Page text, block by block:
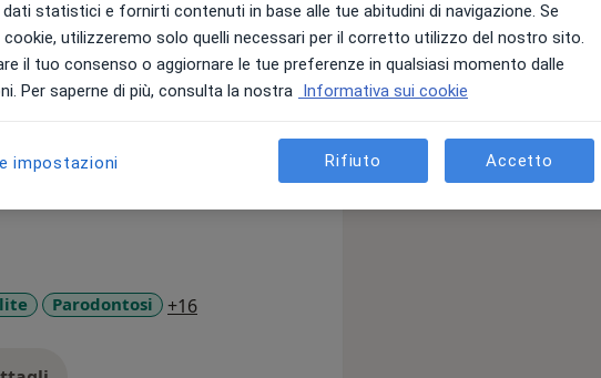
e implantologia.
Parodontosi +16a11y_sr_more_diseases
statistici e fornirti contenuti in base alle tue abitudini di navigazione. Se
utilizzeremo solo quelli necessari per il corretto utilizzo del nostro sito.
il tuo consenso o aggiornare le tue preferenze in qualsiasi momento dalle
Per saperne di più, consulta la nostra Informativa sui cookie
impostazioni Rifiuto Accetto